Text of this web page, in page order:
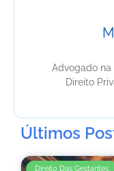
Advogado
Direito
Últimos
Direito Das Gestantes